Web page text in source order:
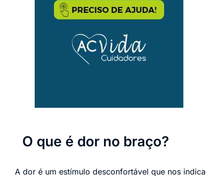
O que é dor no braço?
A dor é um estímulo desconfortável que nos indica